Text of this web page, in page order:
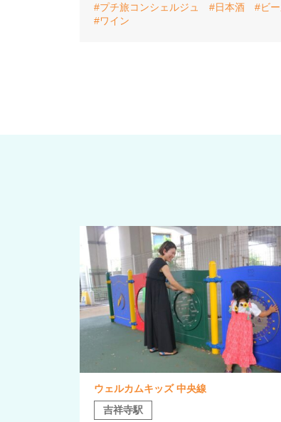
#プチ旅コンシェルジュ
#日本酒
#ビ
#ワイン
ウェルカムキッズ 中央線
吉祥寺駅